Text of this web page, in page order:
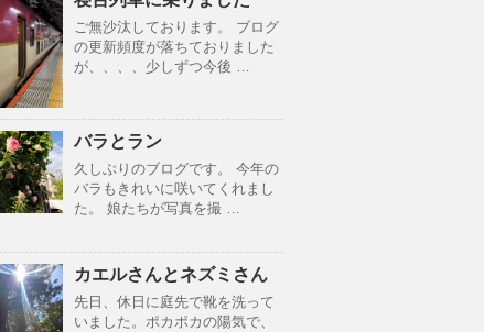
ご無沙汰しております。 ブログ
の更新頻度が落ちておりました
が、、、、少しずつ今後 …
バラとラン
久しぶりのブログです。 今年の
バラもきれいに咲いてくれまし
た。 娘たちが写真を撮 …
カエルさんとネズミさん
先日、休日に庭先で靴を洗って
いました。ポカポカの陽気で、